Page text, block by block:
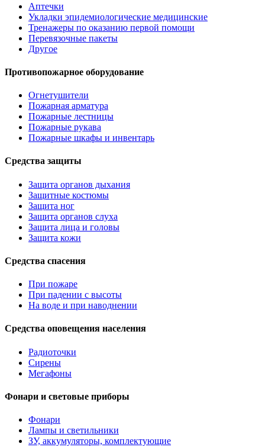
Аптечки
Укладки эпидемиологические медицинские
Тренажеры по оказанию первой помощи
Перевязочные пакеты
Другое
Противопожарное оборудование
Огнетушители
Пожарная арматура
Пожарные лестницы
Пожарные рукава
Пожарные шкафы и инвентарь
Средства защиты
Защита органов дыхания
Защитные костюмы
Защита ног
Защита органов слуха
Защита лица и головы
Защита кожи
Средства спасения
При пожаре
При падении с высоты
На воде и при наводнении
Средства оповещения населения
Радиоточки
Сирены
Мегафоны
Фонари и световые приборы
Фонари
Лампы и светильники
ЗУ, аккумуляторы, комплектующие